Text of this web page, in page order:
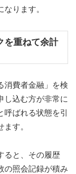
ります。
を重ねて余計
消費者金融」を検
し込む方が非常に
ばれる状態を引
す。
ると、その履歴
の照会記録が積み